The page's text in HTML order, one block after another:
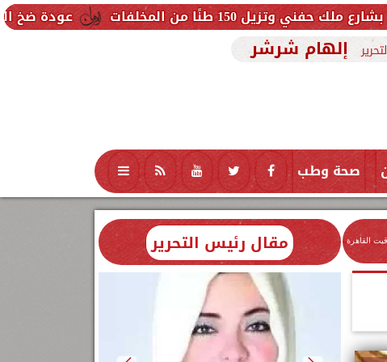
عودة ضخ المياه تدريجيًا
إلهام شرشر
صحة وطب تكنولوجيا منوعات محافظات
القاهرة مقال رئيس التحرير